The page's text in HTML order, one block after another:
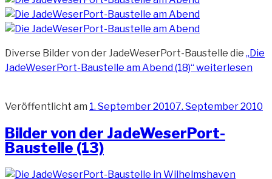
Diverse Bilder von der JadeWeserPort-Baustelle die „Die
JadeWeserPort-Baustelle am Abend (18)“weiterlesen
Veröffentlicht am 1. September 20107. September 2010
Bilder von der JadeWeserPort-
Baustelle (13)